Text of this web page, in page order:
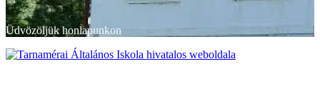
Üdvözöljük honlapunkon
Primary